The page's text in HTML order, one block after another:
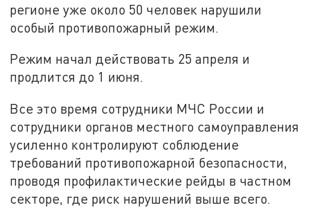
регионе уже около 50 человек нарушили
особый противопожарный режим.
Режим начал действовать 25 апреля и
продлится до 1 июня.
Все это время сотрудники МЧС России и
сотрудники органов местного самоуправления
усиленно контролируют соблюдение
требований противопожарной безопасности,
проводя профилактические рейды в частном
секторе, где риск нарушений выше всего.